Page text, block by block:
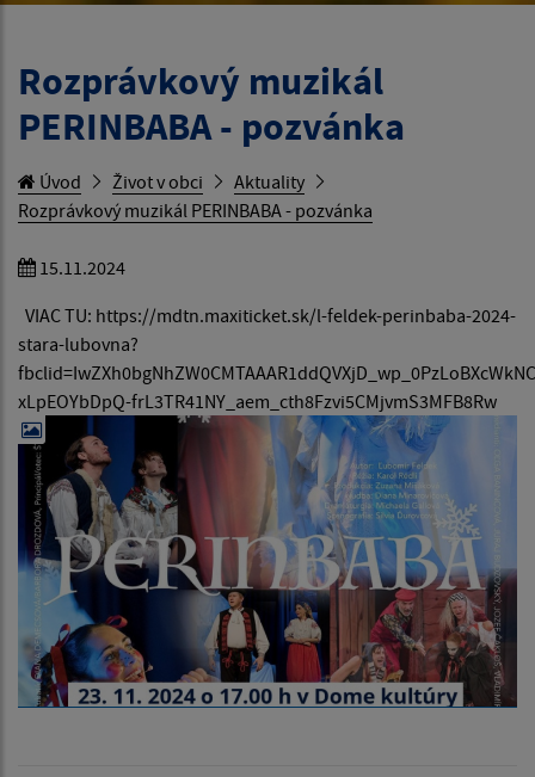
Rozprávkový muzikál
PERINBABA - pozvánka
Úvod Život v obci
Aktuality
Rozprávkový muzikál PERINBABA - pozvánka
15.11.2024
VIAC TU: https://mdtn.maxiticket.sk/l-feldek-perinbaba-2024-
stara-lubovna?
xLpEOYbDpQ-frL3TR41NY_aem_cth8Fzvi5CMjvmS3MFB8Rw